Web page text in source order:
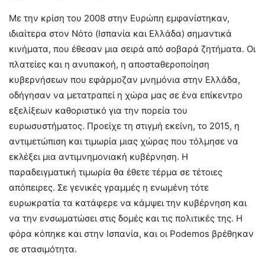
Με την κρίση του 2008 στην Ευρώπη εμφανίστηκαν,
ιδιαίτερα στον Νότο (Ισπανία και Ελλάδα) σημαντικά
κινήματα, που έθεσαν μια σειρά από σοβαρά ζητήματα. Οι
πλατείες και η ανυπακοή, η αποσταθεροποίηση
κυβερνήσεων που εφάρμοζαν μνημόνια στην Ελλάδα,
οδήγησαν να μετατραπεί η χώρα μας σε ένα επίκεντρο
εξελίξεων καθοριστικό για την πορεία του
ευρωσυστήματος. Προείχε τη στιγμή εκείνη, το 2015, η
αντιμετώπιση και τιμωρία μιας χώρας που τόλμησε να
εκλέξει μια αντιμνημονιακή κυβέρνηση. Η
παραδειγματική τιμωρία θα έθετε τέρμα σε τέτοιες
απόπειρες. Σε γενικές γραμμές η ενωμένη τότε
ευρωκρατία τα κατάφερε να κάμψει την κυβέρνηση και
να την ενσωματώσει στις δομές και τις πολιτικές της. Η
φόρα κόπηκε και στην Ισπανία, και οι Podemos βρέθηκαν
σε στασιμότητα.